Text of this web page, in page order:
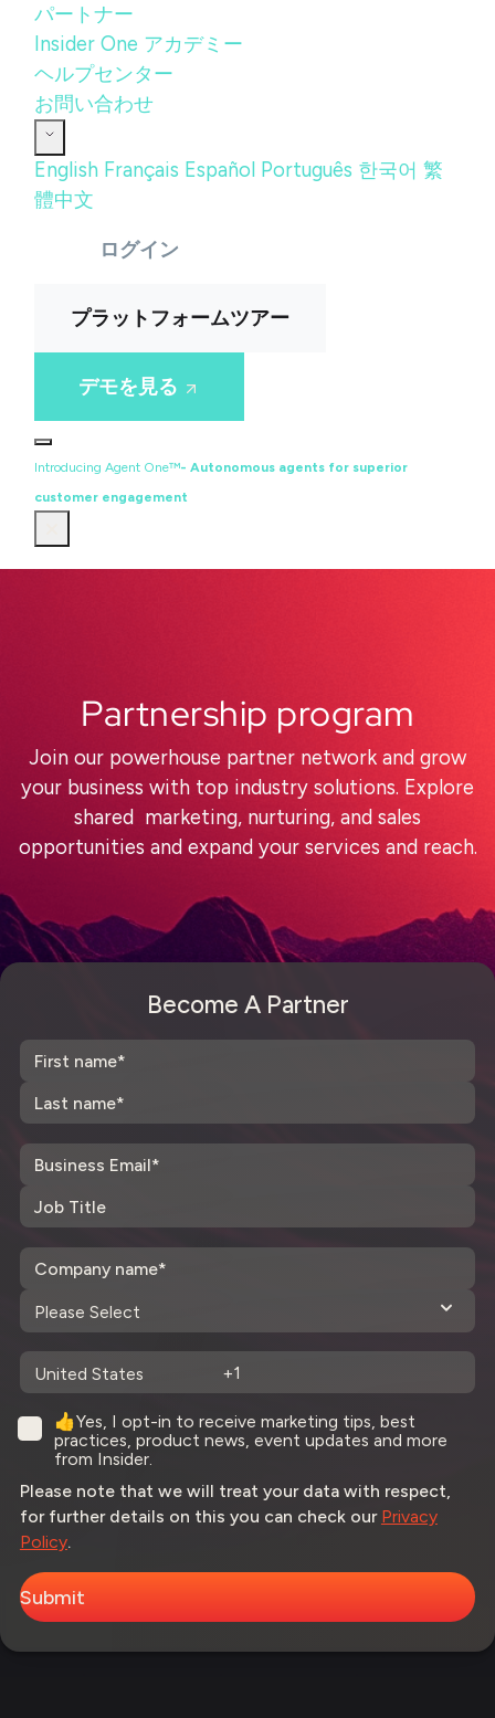
パートナー
Insider One アカデミー
ヘルプセンター
お問い合わせ
English Français Español Português 한국어 繁
體中文
ログイン
プラットフォームツアー
デモを見る
Introducing Agent One™- Autonomous agents for superior
customer engagement
Partnership program
Join our powerhouse partner network and grow
your business with top industry solutions. Explore
shared marketing, nurturing, and sales
opportunities and expand your services and reach.
Become A Partner
👍Yes, I opt-in to receive marketing tips, best
practices, product news, event updates and more
from Insider.
Please note that we will treat your data with respect,
for further details on this you can check our Privacy
Policy.